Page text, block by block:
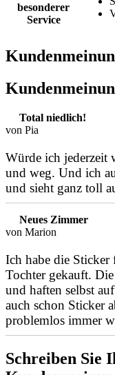
besonderer
Service
Total niedlich!
von Pia
Würde ich jederzeit
und weg. Und ich
und sieht ganz toll
Neues Zimmer
von Marion
Ich habe die Sticker
Tochter gekauft.
und haften selbst
auch schon Sticker
problemlos immer
Schreiben Sie